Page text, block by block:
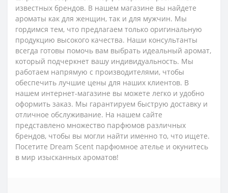
известных брендов. В нашем магазине вы найдете
ароматы как для женщин, так и для мужчин. Мы
гордимся тем, что предлагаем только оригинальную
продукцию высокого качества. Наши консультанты
всегда готовы помочь вам выбрать идеальный аромат,
который подчеркнет вашу индивидуальность. Мы
работаем напрямую с производителями, чтобы
обеспечить лучшие цены для наших клиентов. В
нашем интернет-магазине вы можете легко и удобно
оформить заказ. Мы гарантируем быструю доставку и
отличное обслуживание. На нашем сайте
представлено множество парфюмов различных
брендов, чтобы вы могли найти именно то, что ищете.
Посетите Dream Scent парфюмное ателье и окунитесь
в мир изысканных ароматов!